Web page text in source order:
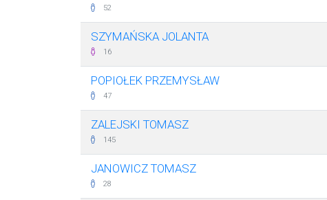
52
SZYMAŃSKA JOLANTA
16
POPIOŁEK PRZEMYSŁAW
47
ZALEJSKI TOMASZ
145
JANOWICZ TOMASZ
28